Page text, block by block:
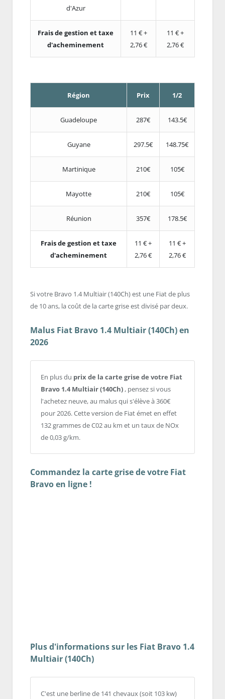
d'Azur
Frais de gestion et taxe
d'acheminement
11 € +
2,76 €
11 € +
2,76 €
Région Prix 1/2
Guadeloupe 287€ 143.5€
Guyane 297.5€ 148.75€
Martinique 210€ 105€
Mayotte 210€ 105€
Réunion 357€ 178.5€
Frais de gestion et taxe
d'acheminement
11 € +
2,76 €
11 € +
2,76 €
Si votre Bravo 1.4 Multiair (140Ch) est une Fiat de plus
de 10 ans, la coût de la carte grise est divisé par deux.
Malus Fiat Bravo 1.4 Multiair (140Ch) en
2026
En plus du prix de la carte grise de votre Fiat
Bravo 1.4 Multiair (140Ch) , pensez si vous
l'achetez neuve, au malus qui s'élève à 360€
pour 2026. Cette version de Fiat émet en effet
132 grammes de C02 au km et un taux de NOx
de 0,03 g/km.
Commandez la carte grise de votre Fiat
Bravo en ligne !
Plus d'informations sur les Fiat Bravo 1.4
Multiair (140Ch)
C'est une berline de 141 chevaux (soit 103 kw)